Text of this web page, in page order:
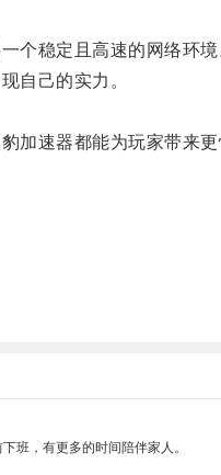
稳定且高速的网络环境
自己的实力。
速器都能为玩家带来更
班，有更多的时间陪伴家人。